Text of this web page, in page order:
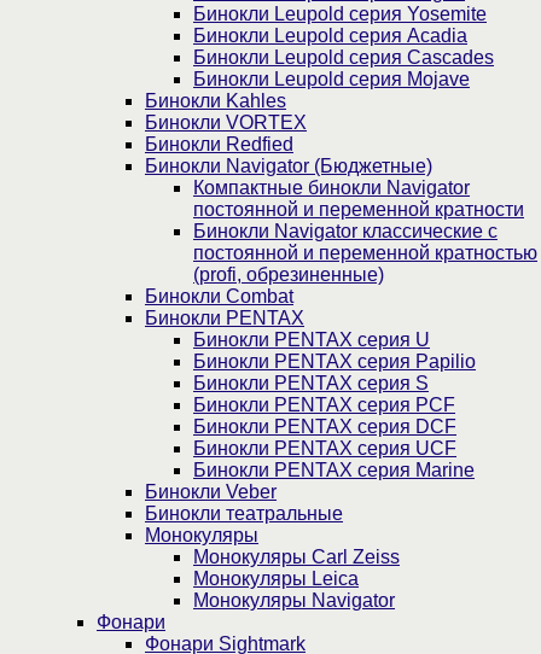
Бинокли Leupold серия Yosemite
Бинокли Leupold серия Acadia
Бинокли Leupold серия Cascades
Бинокли Leupold серия Mojave
Бинокли Kahles
Бинокли VORTEX
Бинокли Redfied
Бинокли Navigator (Бюджетные)
Компактные бинокли Navigator
постоянной и переменной кратности
Бинокли Navigator классические с
постоянной и переменной кратностью
(profi, обрезиненные)
Бинокли Combat
Бинокли PENTAX
Бинокли PENTAX серия U
Бинокли PENTAX серия Papilio
Бинокли PENTAX серия S
Бинокли PENTAX серия PCF
Бинокли PENTAX серия DCF
Бинокли PENTAX серия UCF
Бинокли PENTAX серия Marine
Бинокли Veber
Бинокли театральные
Монокуляры
Монокуляры Carl Zeiss
Монокуляры Leica
Монокуляры Navigator
Фонари
Фонари Sightmark